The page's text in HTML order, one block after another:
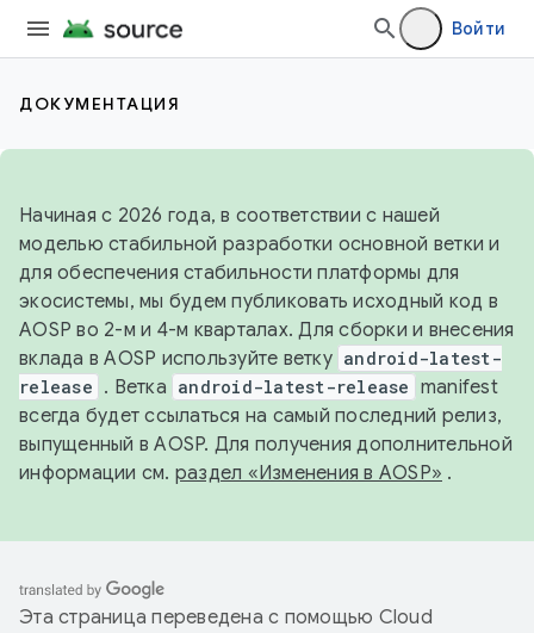
Войти
ДОКУМЕНТАЦИЯ
Начиная с 2026 года, в соответствии с нашей
моделью стабильной разработки основной ветки и
для обеспечения стабильности платформы для
экосистемы, мы будем публиковать исходный код в
AOSP во 2-м и 4-м кварталах. Для сборки и внесения
вклада в AOSP используйте ветку android-latest-
release . Ветка android-latest-release manifest
всегда будет ссылаться на самый последний релиз,
выпущенный в AOSP. Для получения дополнительной
информации см. раздел «Изменения в AOSP» .
Эта страница переведена с помощью Cloud